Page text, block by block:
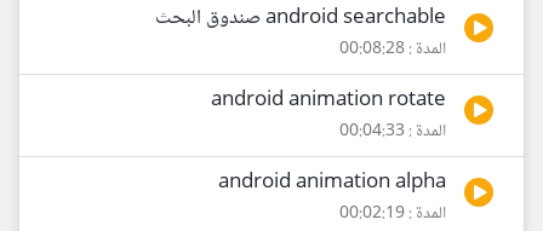
android searchable صندوق البحث
المدة : 00:08:28
android animation rotate
المدة : 00:04:33
android animation alpha
المدة : 00:02:19